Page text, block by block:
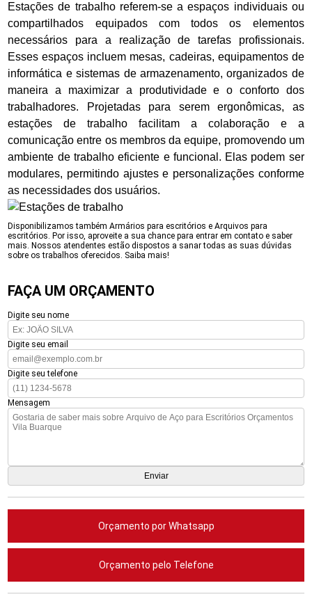
Estações de trabalho referem-se a espaços individuais ou
compartilhados equipados com todos os elementos
necessários para a realização de tarefas profissionais.
Esses espaços incluem mesas, cadeiras, equipamentos de
informática e sistemas de armazenamento, organizados de
maneira a maximizar a produtividade e o conforto dos
trabalhadores. Projetadas para serem ergonômicas, as
estações de trabalho facilitam a colaboração e a
comunicação entre os membros da equipe, promovendo um
ambiente de trabalho eficiente e funcional. Elas podem ser
modulares, permitindo ajustes e personalizações conforme
as necessidades dos usuários.
Disponibilizamos também Armários para escritórios e Arquivos para
escritórios. Por isso, aproveite a sua chance para entrar em contato e saber
mais. Nossos atendentes estão dispostos a sanar todas as suas dúvidas
sobre os trabalhos oferecidos. Saiba mais!
FAÇA UM ORÇAMENTO
Digite seu nome
Digite seu email
Digite seu telefone
Mensagem
Orçamento por Whatsapp
Orçamento pelo Telefone